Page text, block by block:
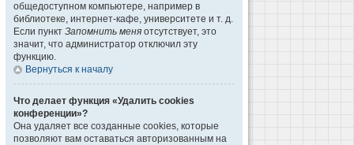
общедоступном компьютере, например в
библиотеке, интернет-кафе, университете и т. д.
Если пункт Запомнить меня отсутствует, это
значит, что администратор отключил эту
функцию.
Вернуться к началу
Что делает функция «Удалить cookies
конференции»?
Она удаляет все созданные cookies, которые
позволяют вам оставаться авторизованным на